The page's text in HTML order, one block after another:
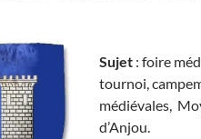
Sujet : foire
tournoi,
médiévales,
d’Anjou.